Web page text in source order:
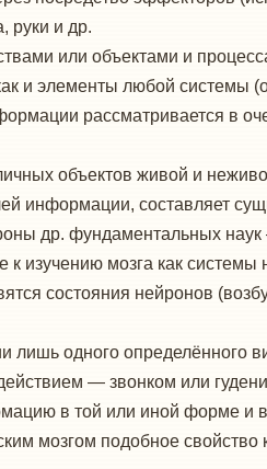
руки и др.
или объектами и
и элементы любой системы
рассматривается в
объектов живой и
информации, составляет
др. фундаментальных
к изучению мозга как
состояния нейронов
одного определённого
— звонком или
в той или иной форме и в
мозгом подобное свойство